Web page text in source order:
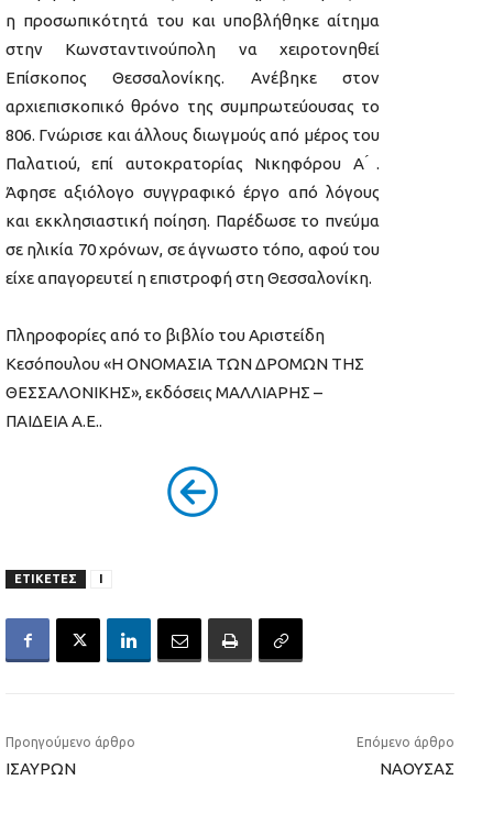
η προσωπικότητά του και υποβλήθηκε αίτημα
στην Κωνσταντινούπολη να χειροτονηθεί
Επίσκοπος Θεσσαλονίκης. Ανέβηκε στον
αρχιεπισκοπικό θρόνο της συμπρωτεύουσας το
806. Γνώρισε και άλλους διωγμούς από μέρος του
Παλατιού, επί αυτοκρατορίας Νικηφόρου Α ́.
Άφησε αξιόλογο συγγραφικό έργο από λόγους
και εκκλησιαστική ποίηση. Παρέδωσε το πνεύμα
σε ηλικία 70 χρόνων, σε άγνωστο τόπο, αφού του
είχε απαγορευτεί η επιστροφή στη Θεσσαλονίκη.
Πληροφορίες από το βιβλίο του Αριστείδη
Κεσόπουλου «Η ΟΝΟΜΑΣΙΑ ΤΩΝ ΔΡΟΜΩΝ ΤΗΣ
ΘΕΣΣΑΛΟΝΙΚΗΣ», εκδόσεις ΜΑΛΛΙΑΡΗΣ –
ΠΑΙΔΕΙΑ Α.Ε..
ΕΤΙΚΕΤΕΣ
Προηγούμενο άρθρο
ΙΣΑΥΡΩΝ
Επόμενο άρθρο
ΝΑΟΥΣΑΣ